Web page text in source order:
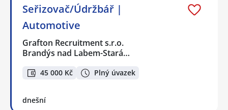
Seřizovač/Údržbář |
Automotive
Grafton Recruitment s.r.o.
Brandýs nad Labem-Stará…
45 000 Kč Plný úvazek
dnešní